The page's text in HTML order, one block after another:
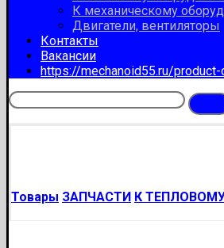
К механическому
Двигатели, вентиляторы
Контакты
Вакансии
https://mechanoid55.ru/
Товары ЗАПЧАСТИ К